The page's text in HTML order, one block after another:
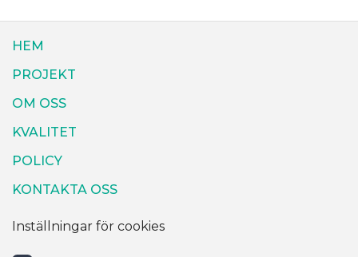
HEM
PROJEKT
OM OSS
KVALITET
POLICY
KONTAKTA OSS
Inställningar för cookies